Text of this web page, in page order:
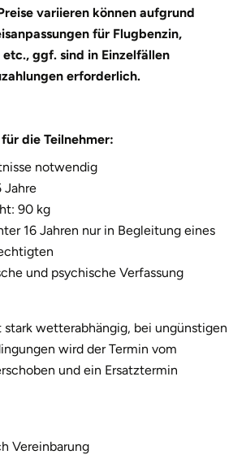
variieren können aufgrund
für Flugbenzin,
ggf. sind in Einzelfällen
erforderlich.
die Teilnehmer:
notwendig
Jahre
90 kg
16 Jahren nur in Begleitung eines
und psychische Verfassung
stark wetterabhängig, bei ungünstigen
wird der Termin vom
und ein Ersatztermin
Vereinbarung